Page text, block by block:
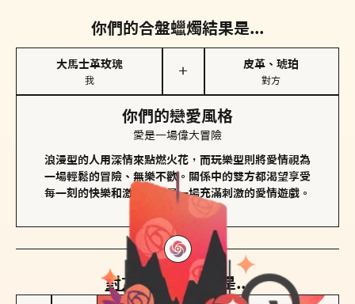
你們的合盤蠟燭結果是...
大馬士革玫瑰
我
＋
皮革、琥珀
對方
你們的戀愛風格
愛是一場偉大冒險
浪漫型的人用深情來點燃火花，而玩樂型則將愛情視為
一場輕鬆的冒險、無樂不歡。關係中的雙方都渴望享受
每一刻的快樂和激動，像是一場充滿刺激的愛情遊戲。
對方的主調蠟燭是...